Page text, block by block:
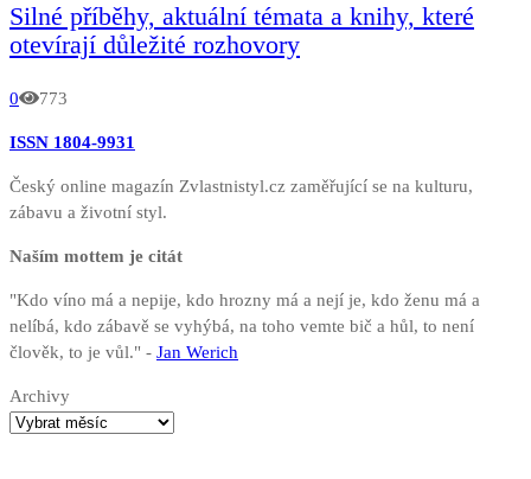
Silné příběhy, aktuální témata a knihy, které
otevírají důležité rozhovory
0 773
ISSN 1804-9931
Český online magazín Zvlastnistyl.cz zaměřující se na kulturu,
zábavu a životní styl.
Naším mottem je citát
"Kdo víno má a nepije, kdo hrozny má a nejí je, kdo ženu má a
nelíbá, kdo zábavě se vyhýbá, na toho vemte bič a hůl, to není
člověk, to je vůl." - Jan Werich
Archivy